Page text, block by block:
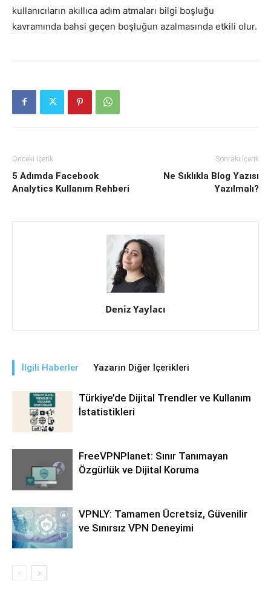
kullanıcıların akıllıca adım atmaları bilgi boşluğu
kavramında bahsi geçen boşluğun azalmasında etkili olur.
Önceki İçerik
5 Adımda Facebook
Analytics Kullanım Rehberi
Sonraki İçerik
Ne Sıklıkla Blog Yazısı
Yazılmalı?
Deniz Yaylacı
İlgili Haberler Yazarın Diğer İçerikleri
Türkiye’de Dijital Trendler ve Kullanım
İstatistikleri
FreeVPNPlanet: Sınır Tanımayan
Özgürlük ve Dijital Koruma
VPNLY: Tamamen Ücretsiz, Güvenilir
ve Sınırsız VPN Deneyimi